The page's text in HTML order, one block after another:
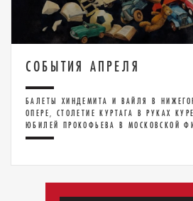
СОБЫТИЯ АПРЕЛЯ
БАЛЕТЫ ХИНДЕМИТА И ВАЙЛЯ В
ОПЕРЕ, СТОЛЕТИЕ КУРТАГА В РУКАХ
ЮБИЛЕЙ ПРОКОФЬЕВА В МОСКОВСКОЙ